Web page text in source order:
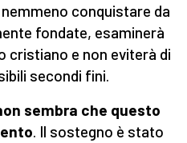
conquistare da
fondate, esaminerà
cristiano e non eviterà di
secondi fini.
sembra che questo
. Il sostegno è stato